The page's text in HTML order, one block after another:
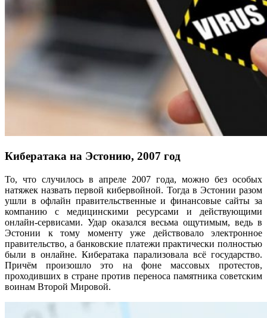
Кибератака на Эстонию, 2007 год
То, что случилось в апреле 2007 года, можно без особых
натяжек назвать первой кибервойной. Тогда в Эстонии разом
ушли в офлайн правительственные и финансовые сайты за
компанию с медицинскими ресурсами и действующими
онлайн-сервисами. Удар оказался весьма ощутимым, ведь в
Эстонии к тому моменту уже действовало электронное
правительство, а банковские платежи практически полностью
были в онлайне. Кибератака парализовала всё государство.
Причём произошло это на фоне массовых протестов,
проходивших в стране против переноса памятника советским
воинам Второй Мировой.